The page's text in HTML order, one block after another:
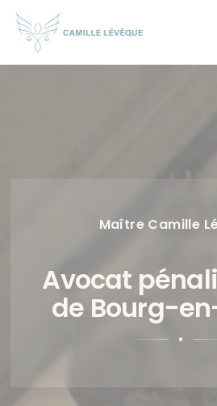
content
Maître Camille
Avocat
de Bourg-